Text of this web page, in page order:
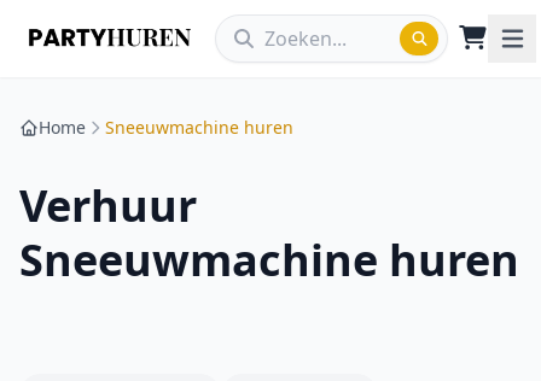
Home Sneeuwmachine huren
Verhuur
Sneeuwmachine huren